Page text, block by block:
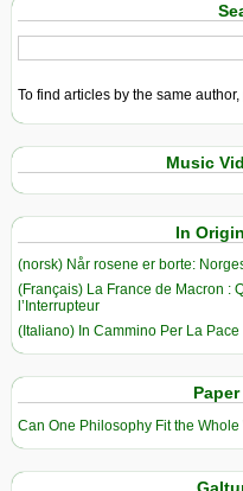
To find articles by the same
Music
In
(norsk) Når rosene er borte:
(Français) La France de Macron :
l’Interrupteur
(Italiano) In Cammino Per La Pace
Can One Philosophy Fit the Whole